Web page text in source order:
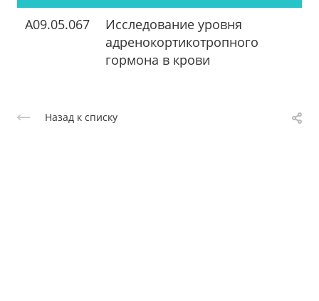
A09.05.067
Исследование уровня
адренокортикотропного
гормона в крови
Назад к списку